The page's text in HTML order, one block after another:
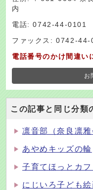
内
電話: 0742-44-0101
ファックス: 0742-44-
電話番号のかけ間違い
お
この記事と同じ分類
凛音部（奈良凛雅
あやめキッズの輪
子育てほっとカ
にじいろ子ども